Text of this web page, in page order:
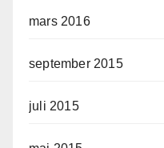
mars 2016
september 2015
juli 2015